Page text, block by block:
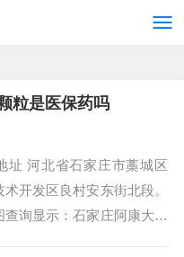
粒是医保药吗
址 河北省石家庄市藁城区
开发区良村安东街北段。
查询显示：石家庄阿康大药